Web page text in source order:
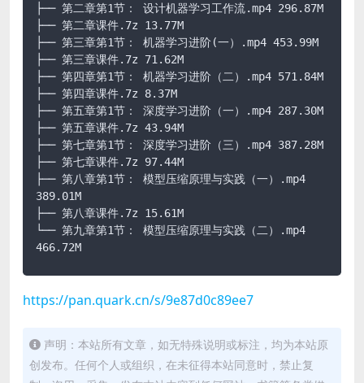
├── 第二章第1节： 设计机器学习工作流.mp4 296.87M
├── 第二章课件.7z 13.77M
├── 第三章第1节： 机器学习进阶(一）.mp4 453.99M
├── 第三章课件.7z 71.62M
├── 第四章第1节： 机器学习进阶（二）.mp4 571.84M
├── 第四章课件.7z 8.37M
├── 第五章第1节： 深度学习进阶（一）.mp4 287.30M
├── 第五章课件.7z 43.94M
├── 第七章第1节： 深度学习进阶（三）.mp4 387.28M
├── 第七章课件.7z 97.44M
├── 第八章第1节： 模型压缩原理与实践（一）.mp4
389.01M
├── 第八章课件.7z 15.61M
└── 第九章第1节： 模型压缩原理与实践（二）.mp4
466.72M
https://pan.quark.cn/s/9e87d0c89ee7
声明：本站所有文章，如无特殊说明或标注，均为本站原
创发布。任何个人或组织，在未征得本站同意时，禁止复